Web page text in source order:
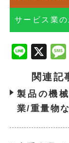
サービス業
Line
X
関連記
製品の機
業/重量物な